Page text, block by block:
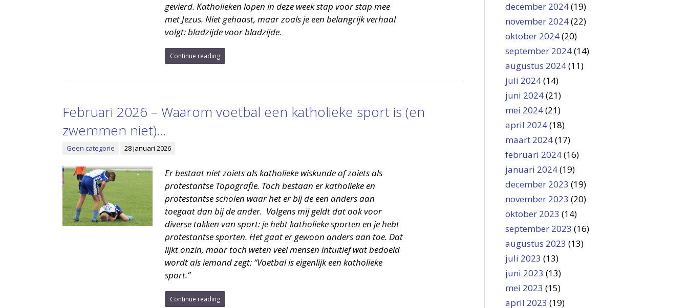
gevierd. Katholieken lopen in deze week stap voor stap mee
met Jezus. Niet gehaast, maar zoals je een belangrijk verhaal
volgt: bladzijde voor bladzijde.
Continue reading
Februari 2026 – Waarom voetbal een katholieke sport is (en
zwemmen niet)…
Geen categorie 28 januari 2026
Er bestaat niet zoiets als katholieke wiskunde of zoiets als
protestantse Topografie. Toch bestaan er katholieke en
protestantse scholen waar het er bij de een anders aan
toegaat dan bij de ander. Volgens mij geldt dat ook voor
diverse takken van sport: je hebt katholieke sporten en je hebt
protestantse sporten. Het gaat er gewoon anders aan toe. Dat
lijkt onzin, maar toch weten veel mensen intuïtief wat bedoeld
wordt als iemand zegt: “Voetbal is eigenlijk een katholieke
sport.”
Continue reading
december 2024(19)
november 2024(22)
oktober 2024(20)
september 2024(14)
augustus 2024(11)
juli 2024(14)
juni 2024(21)
mei 2024(21)
april 2024(18)
maart 2024(17)
februari 2024(16)
januari 2024(19)
december 2023 (19)
november 2023 (20)
oktober 2023 (14)
september 2023 (16)
augustus 2023 (13)
juli 2023 (13)
juni 2023 (13)
mei 2023 (15)
april 2023 (19)